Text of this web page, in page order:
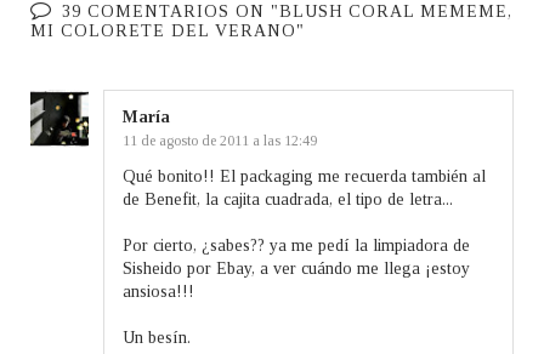
39 COMENTARIOS ON "BLUSH CORAL MEMEME,
MI COLORETE DEL VERANO"
María
11 de agosto de 2011 a las 12:49
Qué bonito!! El packaging me recuerda también al
de Benefit, la cajita cuadrada, el tipo de letra...
Por cierto, ¿sabes?? ya me pedí la limpiadora de
Sisheido por Ebay, a ver cuándo me llega ¡estoy
ansiosa!!!
Un besín.